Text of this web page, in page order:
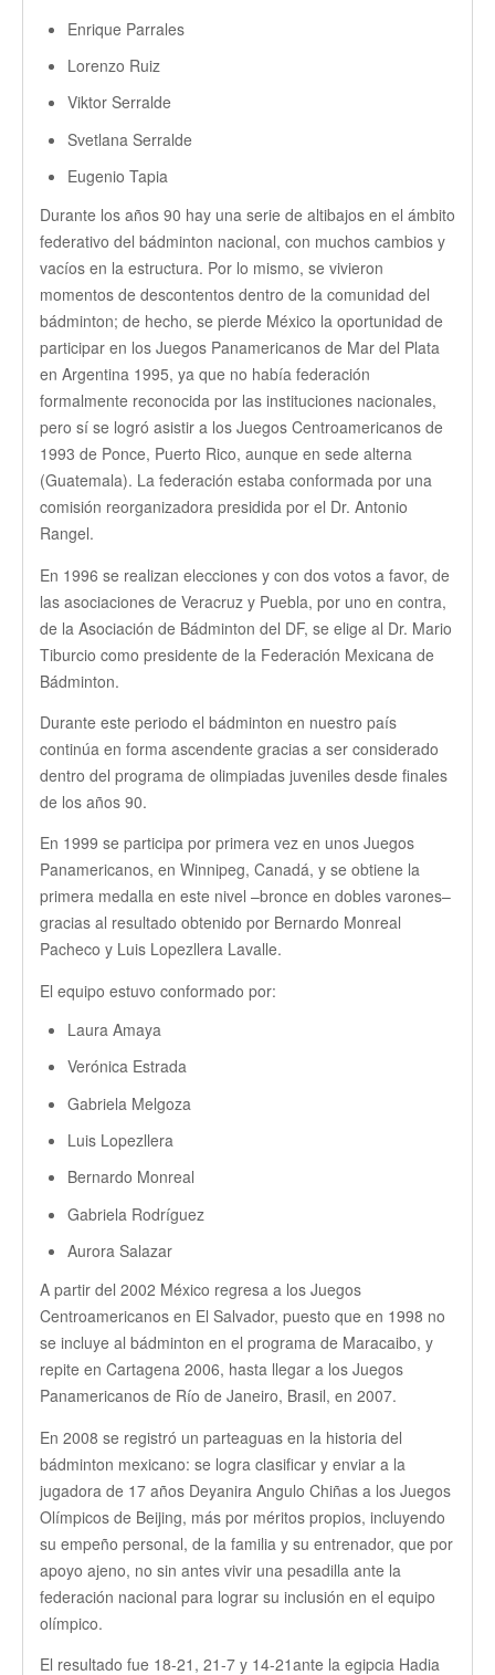
Enrique Parrales
Lorenzo Ruiz
Viktor Serralde
Svetlana Serralde
Eugenio Tapia
Durante los años 90 hay una serie de altibajos en el ámbito
federativo del bádminton nacional, con muchos cambios y
vacíos en la estructura. Por lo mismo, se vivieron
momentos de descontentos dentro de la comunidad del
bádminton; de hecho, se pierde México la oportunidad de
participar en los Juegos Panamericanos de Mar del Plata
en Argentina 1995, ya que no había federación
formalmente reconocida por las instituciones nacionales,
pero sí se logró asistir a los Juegos Centroamericanos de
1993 de Ponce, Puerto Rico, aunque en sede alterna
(Guatemala). La federación estaba conformada por una
comisión reorganizadora presidida por el Dr. Antonio
Rangel.
En 1996 se realizan elecciones y con dos votos a favor, de
las asociaciones de Veracruz y Puebla, por uno en contra,
de la Asociación de Bádminton del DF, se elige al Dr. Mario
Tiburcio como presidente de la Federación Mexicana de
Bádminton.
Durante este periodo el bádminton en nuestro país
continúa en forma ascendente gracias a ser considerado
dentro del programa de olimpiadas juveniles desde finales
de los años 90.
En 1999 se participa por primera vez en unos Juegos
Panamericanos, en Winnipeg, Canadá, y se obtiene la
primera medalla en este nivel –bronce en dobles varones–
gracias al resultado obtenido por Bernardo Monreal
Pacheco y Luis Lopezllera Lavalle.
El equipo estuvo conformado por:
Laura Amaya
Verónica Estrada
Gabriela Melgoza
Luis Lopezllera
Bernardo Monreal
Gabriela Rodríguez
Aurora Salazar
A partir del 2002 México regresa a los Juegos
Centroamericanos en El Salvador, puesto que en 1998 no
se incluye al bádminton en el programa de Maracaibo, y
repite en Cartagena 2006, hasta llegar a los Juegos
Panamericanos de Río de Janeiro, Brasil, en 2007.
En 2008 se registró un parteaguas en la historia del
bádminton mexicano: se logra clasificar y enviar a la
jugadora de 17 años Deyanira Angulo Chiñas a los Juegos
Olímpicos de Beijing, más por méritos propios, incluyendo
su empeño personal, de la familia y su entrenador, que por
apoyo ajeno, no sin antes vivir una pesadilla ante la
federación nacional para lograr su inclusión en el equipo
olímpico.
El resultado fue 18-21, 21-7 y 14-21ante la egipcia Hadia